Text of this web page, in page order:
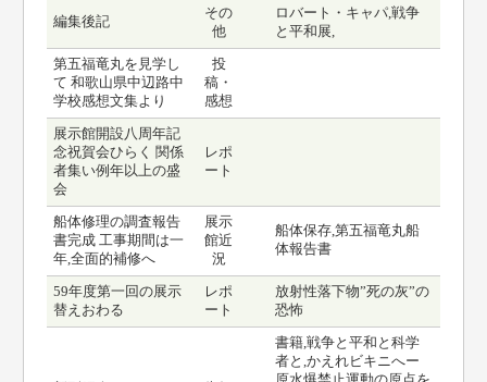
編集後記
その
他
ロバート・キャパ,戦争
と平和展,
第五福竜丸を見学し
て 和歌山県中辺路中
学校感想文集より
投
稿・
感想
展示館開設八周年記
念祝賀会ひらく 関係
者集い例年以上の盛
会
レポ
ート
船体修理の調査報告
書完成 工事期間は一
年,全面的補修へ
展示
館近
況
船体保存,第五福竜丸船
体報告書
59年度第一回の展示
替えおわる
レポ
ート
放射性落下物”死の灰”の
恐怖
書籍,戦争と平和と科学
者と,かえれビキニへー